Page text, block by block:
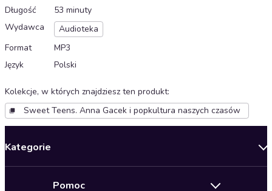
Długość
53 minuty
Wydawca
Audioteka
Format
MP3
Język
Polski
Kolekcje, w których znajdziesz ten produkt:
Sweet Teens. Anna Gacek i popkultura naszych czasów
Kategorie
Pomoc